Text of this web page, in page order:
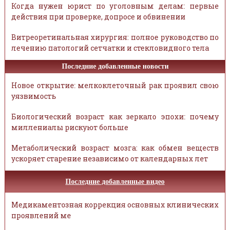
Когда нужен юрист по уголовным делам: первые
действия при проверке, допросе и обвинении
Витреоретинальная хирургия: полное руководство по
лечению патологий сетчатки и стекловидного тела
Последние добавленные новости
Новое открытие: мелкоклеточный рак проявил свою
уязвимость
Биологический возраст как зеркало эпохи: почему
миллениалы рискуют больше
Метаболический возраст мозга: как обмен веществ
ускоряет старение независимо от календарных лет
Последние добавленные видео
Медикаментозная коррекция основных клинических
проявлений ме